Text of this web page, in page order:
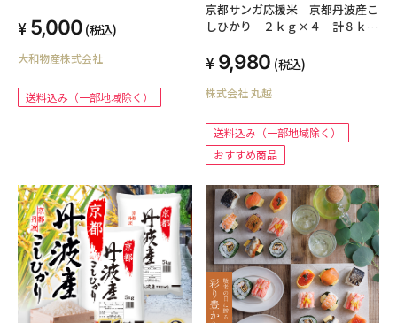
5,000 (税込)
大和物産株式会社
送料込み（一部地域除く）
京都サンガ応援米 京都丹波産こ
しひかり ２ｋｇ×４ 計８ｋｇ
9,980 (税込)
株式会社 丸越
送料込み（一部地域除く）
おすすめ商品